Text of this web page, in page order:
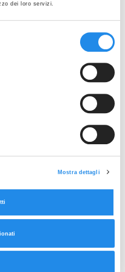
dei loro servizi.
Mostra dettagli